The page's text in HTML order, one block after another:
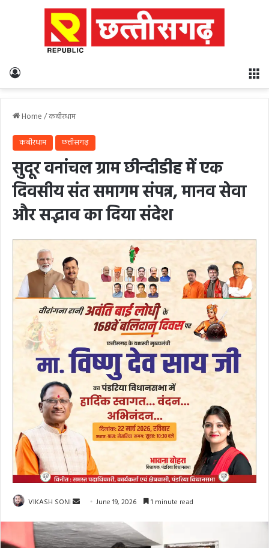
Home/कबीरधाम
कबीरधाम छत्तीसगढ़
सुदूर वनांचल ग्राम छीन्दीडीह में एक
दिवसीय संत समागम संपन्न, मानव सेवा
और सद्भाव का दिया संदेश
VIKASH SONI
Send
email
June 19, 2026 1 minute read